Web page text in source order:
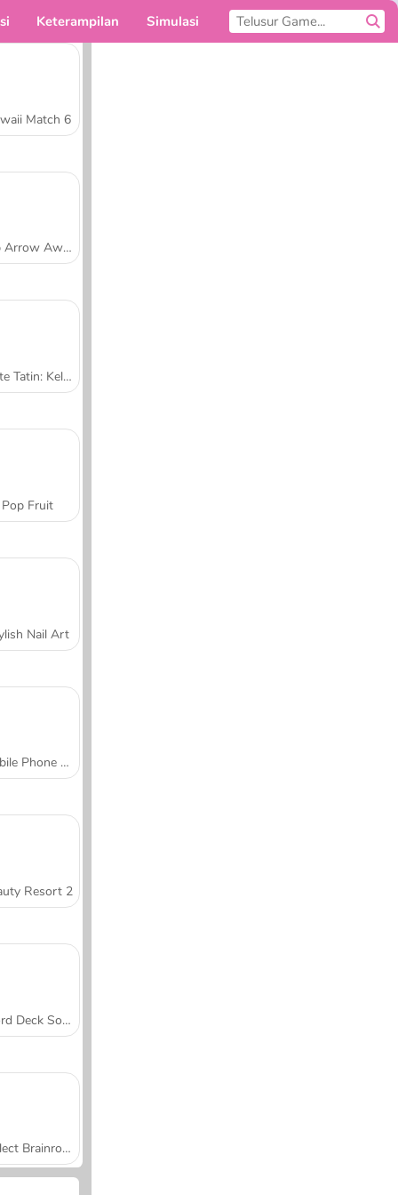
Keterampilan Simulasi
Match 6
Tap Arrow Away
Tarte Tatin: Kelas Memasak Sara
Pop Fruit
Nail Art
Mobile Phone Case Design & DIY
Resort 2
Word Deck Solitaire
Collect Brainrot Arena